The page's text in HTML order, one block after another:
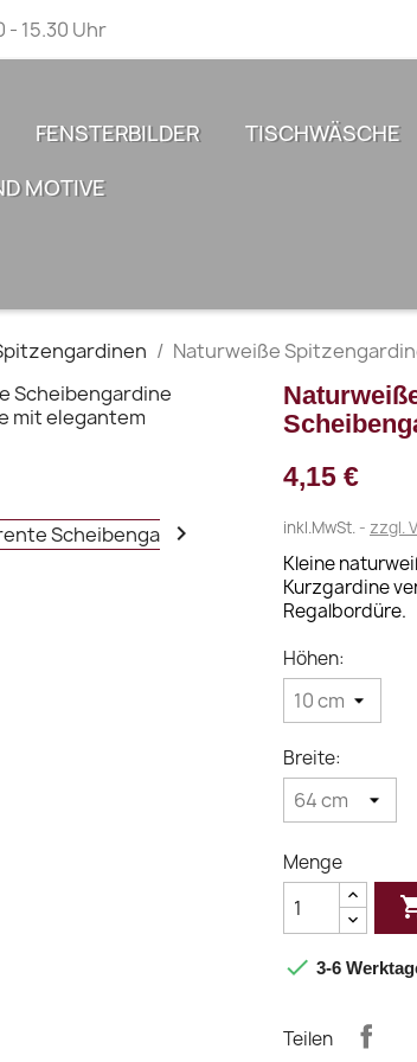
- 15.30 Uhr
FENSTERBILDER TISCHWÄSCHE
MOTIVE
Naturweiße

4,15 €
inkl.MwSt. zzgl.
Kleine
Kurzgardine
Regalbordüre.
Höhen:
Breite:
Menge
 3-6
Teilen